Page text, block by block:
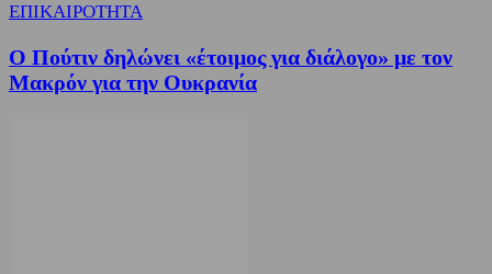
ΕΠΙΚΑΙΡΟΤΗΤΑ
Ο Πούτιν δηλώνει «έτοιμος για διάλογο» με τον
Μακρόν για την Ουκρανία